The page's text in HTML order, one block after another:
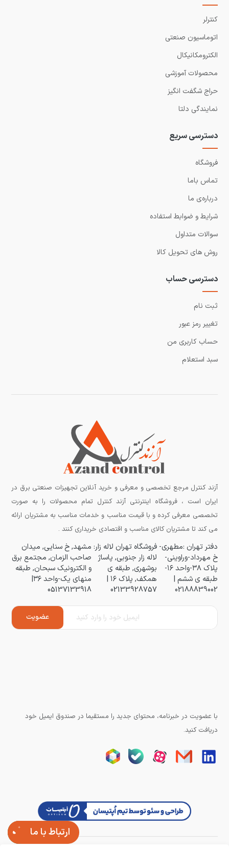
ارتباط با ما
کنترلر
اتوماسیون صنعتی
الکترومکانیکال
محصولات آموزشی
حراج شگفت انگیز
نمایندگی دلتا
دسترسی سریع
فروشگاه
تماس باما
درباره‌ی ما
شرایط و ضوابط استفاده
سوالات متداول
روش های تحویل کالا
دسترسی حساب
ثبت نام
تغییر رمز عبور
حساب کاربری من
سبد استعلام
آزند کنترل مرجع تخصصی و معرفی و خرید آنلاین تجهیزات صنعتی برق در
ایران است ، فروشگاه اینترنتی آزند کنترل تمام محصولات را به صورت
تخصصی معرفی کرده و با قیمت مناسب و خدمات مناسب به مشتریان ارائه
می کند تا مشتریان کالای مناسب و اقتصادی خریداری کنند .
دفتر تهران :مطهری-
خ مهرداد-وراوینی-
پلاک ۳۸-واحد ۱۶-
طبقه ی ششم |
02188839002
فروشگاه تهران لاله زار:
لاله زار جنوبی, پاساژ
بوشهری, طبقه ی
همکف, پلاک ۱۶ |
02133928757
مشهد, خ سنایی, میدان
صاحب الزمان, مجتمع برق
و الکترونیک سبحان, طبقه
منهای یک-واحد ۳۶|
05137133918
با عضویت در خبرنامه، محتوای جدید را مستقیما در صندوق ایمیل خود
دریافت کنید.